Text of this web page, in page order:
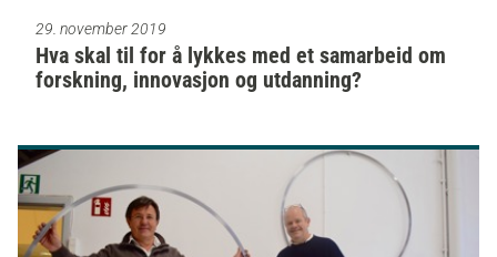
29. november 2019
Hva skal til for å lykkes med et samarbeid om
forskning, innovasjon og utdanning?